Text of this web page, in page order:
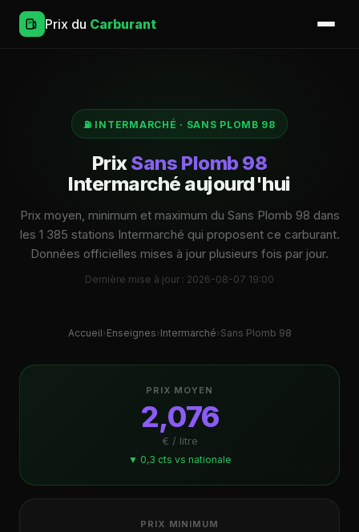
Prix du Carburant
⛽ INTERMARCHÉ · SANS PLOMB 98
PrixSans Plomb 98
Intermarché aujourd'hui
Prix moyen, minimum et maximum du Sans Plomb 98 dans
les 1 385 stations Intermarché qui proposent ce carburant.
Données officielles mises à jour plusieurs fois par jour.
Dernière mise à jour : 2026-08-07 19:00
Accueil› Enseignes› Intermarché› Sans Plomb 98
PRIX MOYEN
2,076
€ / litre
▼ 0,3 cts vs nationale
PRIX MINIMUM